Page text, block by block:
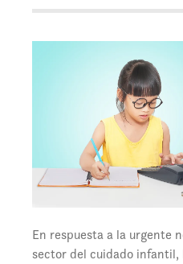
En respuesta a la urgente
sector del cuidado infantil,